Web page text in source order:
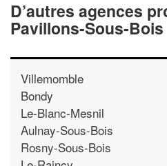
D’autres agences
Pavillons-Sous-Bois
Villemomble
Bondy
Le-Blanc-Mesnil
Aulnay-Sous-Bois
Rosny-Sous-Bois